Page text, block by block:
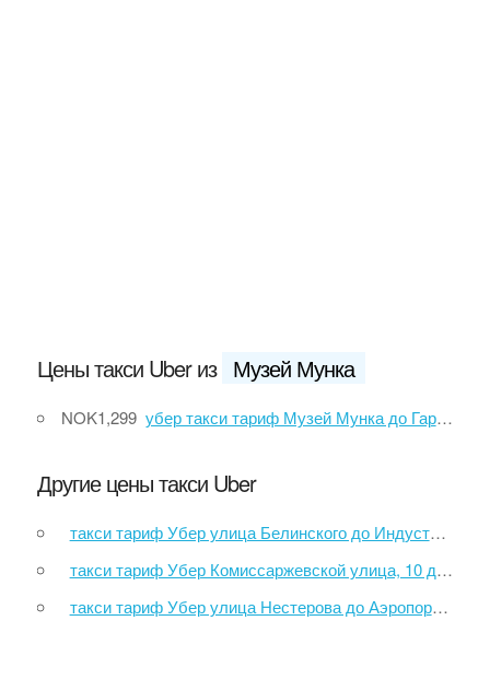
Цены такси Uber из Музей Мунка
NOK1,299 убер такси тариф Музей Мунка до Гардермуэн
Другие цены такси Uber
такси тариф Убер улица Белинского до Индустриальная улица
такси тариф Убер Комиссаржевской улица, 10 до переулок Антокольского, 2
такси тариф Убер улица Нестерова до Аэропорт Минск Трансфер